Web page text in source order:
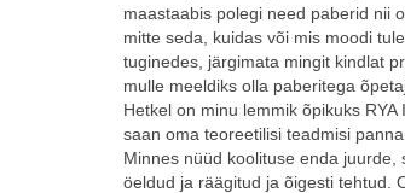
maastaabis polegi need paberid nii
mitte seda, kuidas või mis moodi
tuginedes, järgimata mingit kindlat
mulle meeldiks olla paberitega
Hetkel on minu lemmik õpikuks
saan oma teoreetilisi teadmisi
Minnes nüüd koolituse enda
öeldud ja räägitud ja õigesti tehtud.